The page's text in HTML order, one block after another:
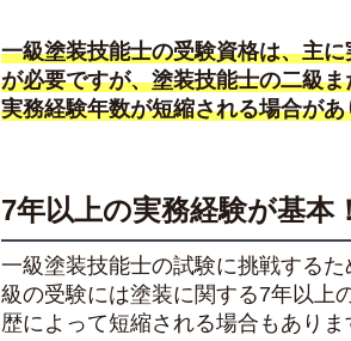
一級塗装技能士の受験資格は、主
が必要ですが、塗装技能士の二級
実務経験年数が短縮される場合があ
7年以上の実務経験が基
一級塗装技能士の試験に挑戦する
級の受験には塗装に関する7年以上
歴によって短縮される場合もあり